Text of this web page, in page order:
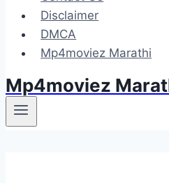
Disclaimer
DMCA
Mp4moviez Marathi
Mp4moviez